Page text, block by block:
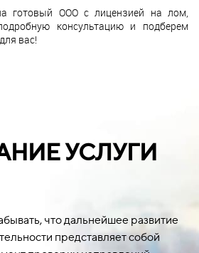
готовый ООО с лицензией на лом,
консультацию и подберем
вас!
УСЛУГИ
что дальнейшее развитие
представляет собой